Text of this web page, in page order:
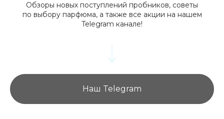
Обзоры новых поступлений пробников, советы
по выбору парфюма, а также все акции на нашем
Telegram канале!
Наш Telegram